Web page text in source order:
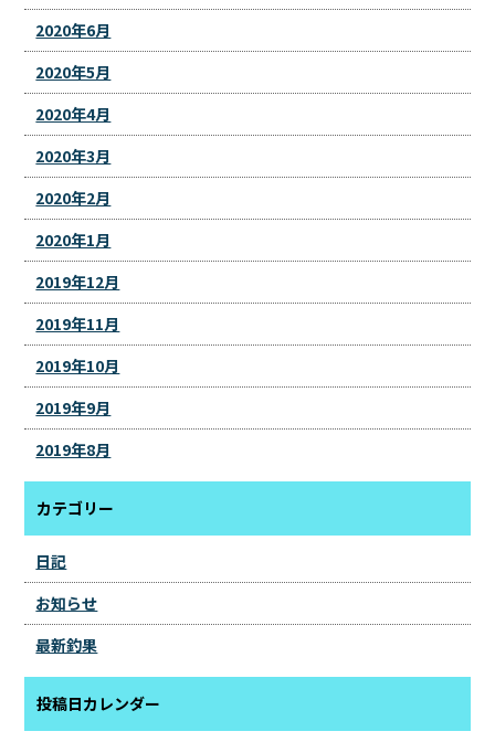
2020年6月
2020年5月
2020年4月
2020年3月
2020年2月
2020年1月
2019年12月
2019年11月
2019年10月
2019年9月
2019年8月
カテゴリー
日記
お知らせ
最新釣果
投稿日カレンダー